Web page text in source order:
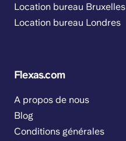
Location bureau Bruxelles
Location bureau Londres
Flexas.com
A propos de nous
Blog
Conditions générales